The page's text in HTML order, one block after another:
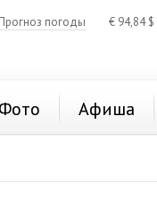
Прогноз погоды € 94,84$
Фото Афиша